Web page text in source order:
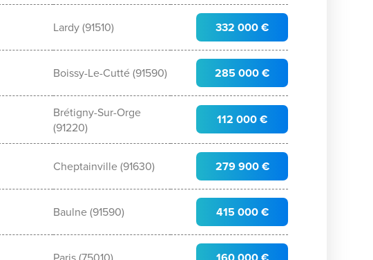
Lardy (91510) 332 000 €
Boissy-Le-Cutté (91590) 285 000 €
Brétigny-Sur-Orge
(91220)
112 000 €
Cheptainville (91630) 279 900 €
Baulne (91590) 415 000 €